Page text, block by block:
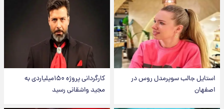
استایل جالب سوپرمدل روس در
اصفهان
کارگردانی پروژه ۱۵۰میلیاردی به
مجید واشقانی رسید